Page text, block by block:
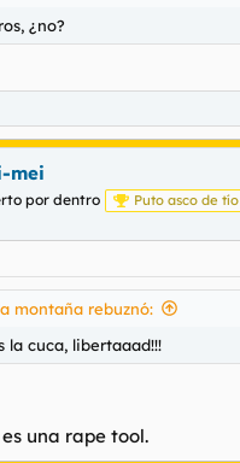
¿no?
mei
por dentro Puto asco de tío
montaña rebuznó:
la cuca, libertaaad!!!
una rape tool.